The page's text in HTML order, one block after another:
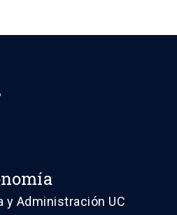
y Administración UC